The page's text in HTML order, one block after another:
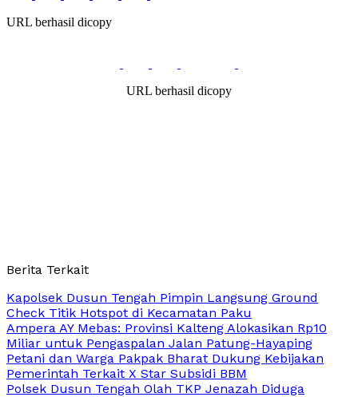
URL berhasil dicopy
URL berhasil dicopy
Berita Terkait
Kapolsek Dusun Tengah Pimpin Langsung Ground
Check Titik Hotspot di Kecamatan Paku
Ampera AY Mebas: Provinsi Kalteng Alokasikan Rp10
Miliar untuk Pengaspalan Jalan Patung-Hayaping
Petani dan Warga Pakpak Bharat Dukung Kebijakan
Pemerintah Terkait X Star Subsidi BBM
Polsek Dusun Tengah Olah TKP Jenazah Diduga